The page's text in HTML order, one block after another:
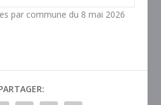
par commune du 8 mai 2026